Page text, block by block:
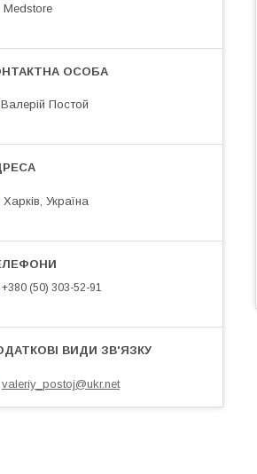
Medstore
Валерій Постой
Харків, Україна
+380 (50) 303-52-91
valeriy_postoj@ukr.net